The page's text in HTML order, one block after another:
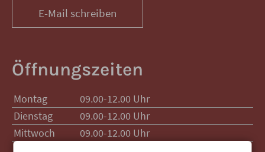
E-Mail schreiben
Öffnungszeiten
Montag
09.00-12.00 Uhr
Dienstag
09.00-12.00 Uhr
Mittwoch
09.00-12.00 Uhr